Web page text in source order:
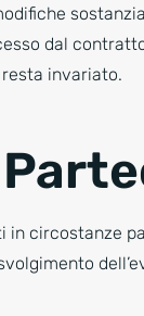
dal
invariato.
in circostanze